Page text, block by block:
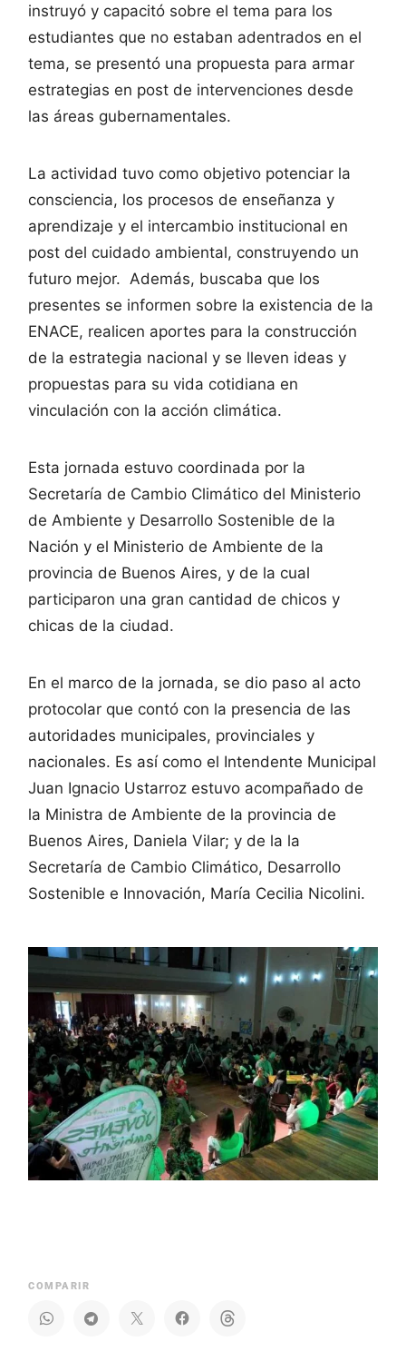
instruyó y capacitó sobre el tema para los
estudiantes que no estaban adentrados en el
tema, se presentó una propuesta para armar
estrategias en post de intervenciones desde
las áreas gubernamentales.
La actividad tuvo como objetivo potenciar la
consciencia, los procesos de enseñanza y
aprendizaje y el intercambio institucional en
post del cuidado ambiental, construyendo un
futuro mejor. Además, buscaba que los
presentes se informen sobre la existencia de la
ENACE, realicen aportes para la construcción
de la estrategia nacional y se lleven ideas y
propuestas para su vida cotidiana en
vinculación con la acción climática.
Esta jornada estuvo coordinada por la
Secretaría de Cambio Climático del Ministerio
de Ambiente y Desarrollo Sostenible de la
Nación y el Ministerio de Ambiente de la
provincia de Buenos Aires, y de la cual
participaron una gran cantidad de chicos y
chicas de la ciudad.
En el marco de la jornada, se dio paso al acto
protocolar que contó con la presencia de las
autoridades municipales, provinciales y
nacionales. Es así como el Intendente Municipal
Juan Ignacio Ustarroz estuvo acompañado de
la Ministra de Ambiente de la provincia de
Buenos Aires, Daniela Vilar; y de la la
Secretaría de Cambio Climático, Desarrollo
Sostenible e Innovación, María Cecilia Nicolini.
COMPARIR